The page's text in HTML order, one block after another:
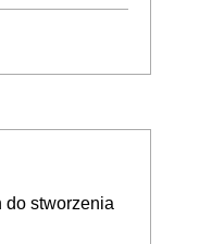
do stworzenia